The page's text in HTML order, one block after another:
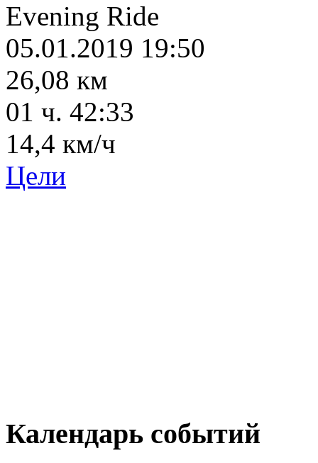
Evening Ride
05.01.2019 19:50
26,08 км
01 ч. 42:33
14,4 км/ч
Цели
Календарь событий